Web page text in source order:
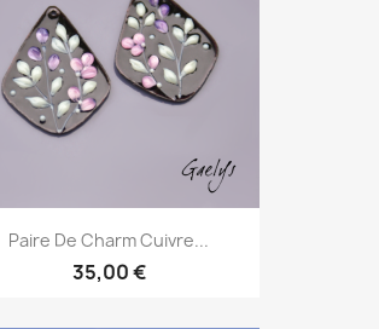
Paire De Charm Cuivre...
35,00 €